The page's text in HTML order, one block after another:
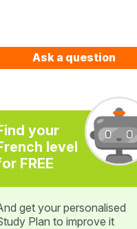
Ask a question
your
level
FREE
get your personalised
Plan to improve it